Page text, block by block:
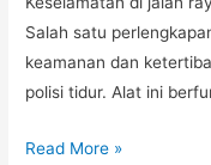
Salah satu
keamanan dan
polisi tidur. Alat ini
Distributor
Read More »